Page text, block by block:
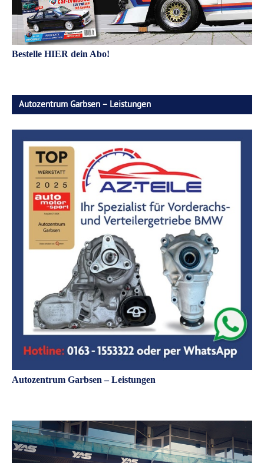
Bestelle HIER dein Abo!
Autozentrum Garbsen – Leistungen
Autozentrum Garbsen – Leistungen